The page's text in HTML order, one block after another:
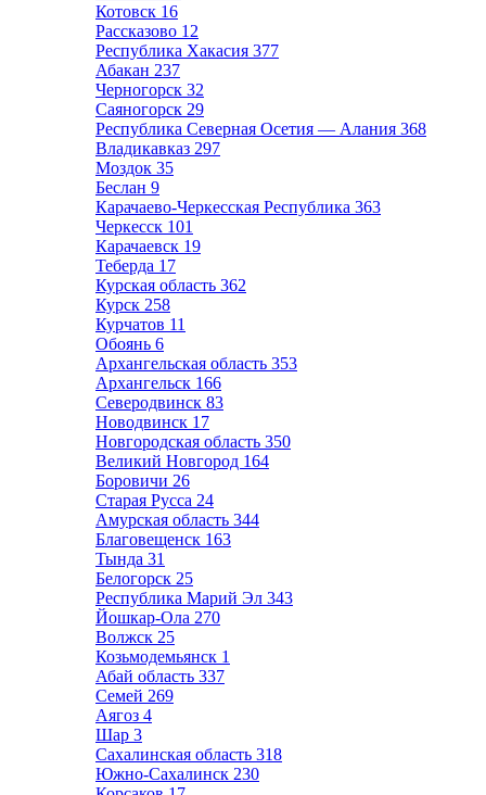
Котовск 16
Рассказово 12
Республика Хакасия 377
Абакан 237
Черногорск 32
Саяногорск 29
Республика Северная Осетия — Алания 368
Владикавказ 297
Моздок 35
Беслан 9
Карачаево-Черкесская Республика 363
Черкесск 101
Карачаевск 19
Теберда 17
Курская область 362
Курск 258
Курчатов 11
Обоянь 6
Архангельская область 353
Архангельск 166
Северодвинск 83
Новодвинск 17
Новгородская область 350
Великий Новгород 164
Боровичи 26
Старая Русса 24
Амурская область 344
Благовещенск 163
Тында 31
Белогорск 25
Республика Марий Эл 343
Йошкар-Ола 270
Волжск 25
Козьмодемьянск 1
Абай область 337
Семей 269
Аягоз 4
Шар 3
Сахалинская область 318
Южно-Сахалинск 230